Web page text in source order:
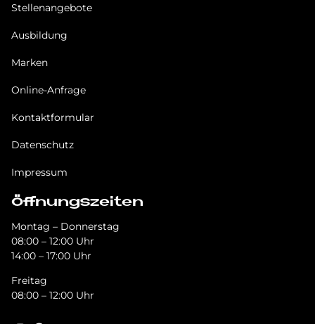
Stellenangebote
Ausbildung
Marken
Online-Anfrage
Kontaktformular
Datenschutz
Impressum
Öffnungszeiten
Montag – Donnerstag
08:00 – 12:00 Uhr
14:00 – 17:00 Uhr
Freitag
08:00 – 12:00 Uhr